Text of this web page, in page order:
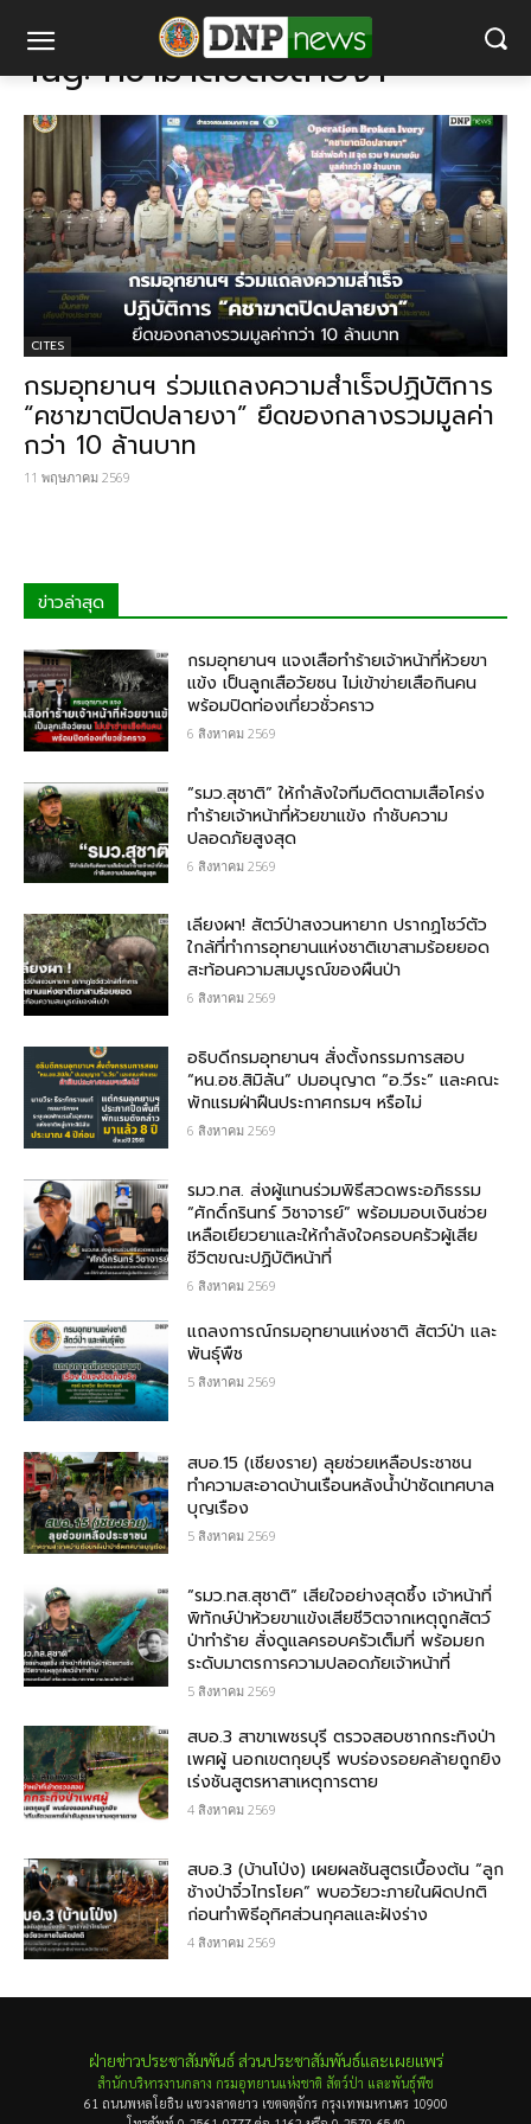
คชาฆาตปิดปลายงา
Tag:คชาฆาตปิดปลายงา
CITES
กรมอุทยานฯ ร่วมแถลงความสำเร็จปฏิบัติการ
“คชาฆาตปิดปลายงา” ยึดของกลางรวมมูลค่า
กว่า 10 ล้านบาท
11 พฤษภาคม 2569
ข่าวล่าสุด
กรม​อุทยานฯ แจงเสือทำร้ายเจ้าหน้าที่ห้วยขา
แข้ง เป็นลูกเสือวัยซน ไม่เข้าข่ายเสือกินคน
พร้อมปิดท่องเที่ยวชั่วคราว
6 สิงหาคม 2569
“รมว.สุชาติ” ให้กำลังใจทีมติดตามเสือโคร่ง
ทำร้ายเจ้าหน้าที่ห้วยขาแข้ง กำชับความ
ปลอดภัยสูงสุด
6 สิงหาคม 2569
เลียงผา! สัตว์ป่าสงวนหายาก ปรากฏโชว์ตัว
ใกล้ที่ทำการอุทยานแห่งชาติเขาสามร้อยยอด
สะท้อนความสมบูรณ์ของผืนป่า
6 สิงหาคม 2569
อธิบดีกรมอุทยานฯ​ สั่งตั้งกรรมการสอบ
“หน.อช.สิมิลัน” ปมอนุญาต “อ.วีระ” และคณะ
พักแรมฝ่าฝืนประกาศกรมฯ หรือไม่
6 สิงหาคม 2569
รมว.ทส. ส่งผู้แทนร่วมพิธีสวดพระอภิธรรม
“ศักดิ์กรินทร์ วิชาจารย์” พร้อมมอบเงินช่วย
เหลือเยียวยาและให้กำลังใจครอบครัวผู้เสีย
ชีวิตขณะปฏิบัติหน้าที่
6 สิงหาคม 2569
แถลงการณ์กรมอุทยานแห่งชาติ สัตว์ป่า และ
พันธุ์พืช
5 สิงหาคม 2569
สบอ.15 (เชียงราย) ลุยช่วยเหลือประชาชน
ทำความสะอาดบ้านเรือนหลังน้ำป่าซัดเทศบาล
บุญเรือง
5 สิงหาคม 2569
“รมว.ทส.สุชาติ” เสียใจอย่างสุดซึ้ง เจ้าหน้าที่
พิทักษ์ป่าห้วยขาแข้งเสียชีวิตจากเหตุถูกสัตว์
ป่าทำร้าย สั่งดูแลครอบครัวเต็มที่ พร้อมยก
ระดับมาตรการความปลอดภัยเจ้าหน้าที่
5 สิงหาคม 2569
สบอ.3 สาขาเพชรบุรี ตรวจสอบซากกระทิงป่า
เพศผู้ นอกเขตกุยบุรี พบร่องรอยคล้ายถูกยิง
เร่งชันสูตรหาสาเหตุการตาย
4 สิงหาคม 2569
สบอ.3 (บ้านโป่ง) เผยผลชันสูตรเบื้องต้น “ลูก
ช้างป่าจิ๋วไทรโยค” พบอวัยวะภายในผิดปกติ
ก่อนทำพิธีอุทิศส่วนกุศลและฝังร่าง
4 สิงหาคม 2569
ฝ่ายข่าวประชาสัมพันธ์ ส่วนประชาสัมพันธ์และเผยแพร่
สำนักบริหารงานกลาง กรมอุทยานแห่งชาติ สัตว์ป่า และพันธุ์พืช
61 ถนนพหลโยธิน แขวงลาดยาว เขตจตุจักร กรุงเทพมหานคร 10900